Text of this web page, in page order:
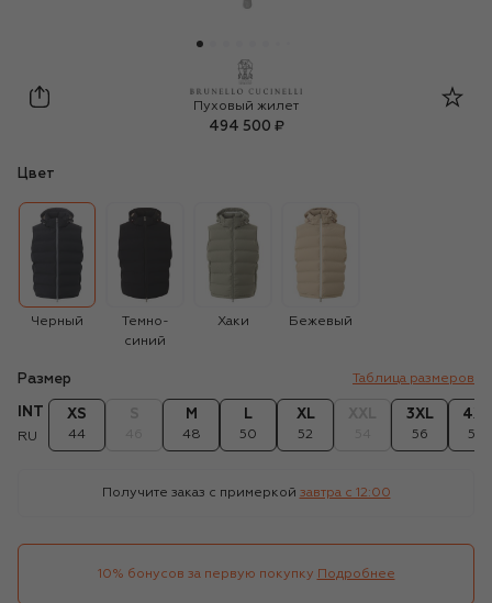
Brunello Cucinelli
Пуховый жилет
494 500 ₽
Цвет
Черный
Темно-
синий
Хаки Бежевый
Размер Таблица размеров
INT
RU
XS
44
M
48
L
50
XL
52
3XL
56
4XL
58
Получите заказ с примеркой завтра c 12:00
10% бонусов за первую покупку Подробнее